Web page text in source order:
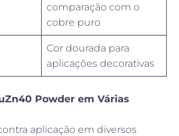
comparação com o
cobre puro
Cor dourada para
aplicações decorativas
Powder em Várias
aplicação em diversos